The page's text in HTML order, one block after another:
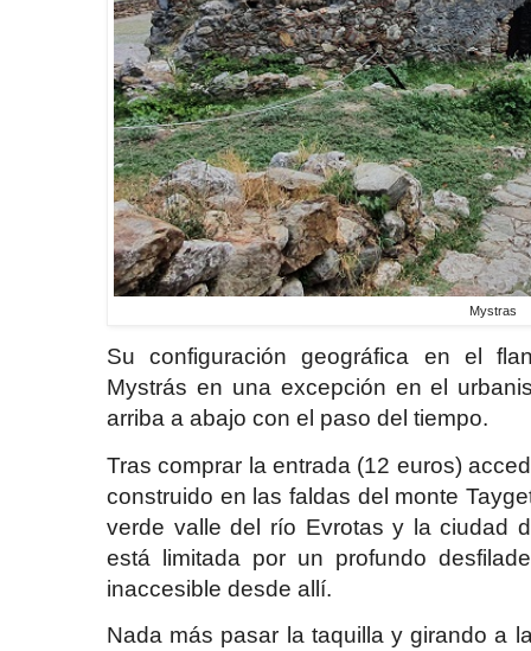
Mystras
Su configuración geográfica en el
Mystrás en una excepción en el
arriba a abajo con el paso del tiempo.
Tras comprar la entrada (12 euros)
construido en las faldas del monte
verde valle del río Evrotas y la ciudad
está limitada por un profundo
inaccesible desde allí.
Nada más pasar la taquilla y girando a